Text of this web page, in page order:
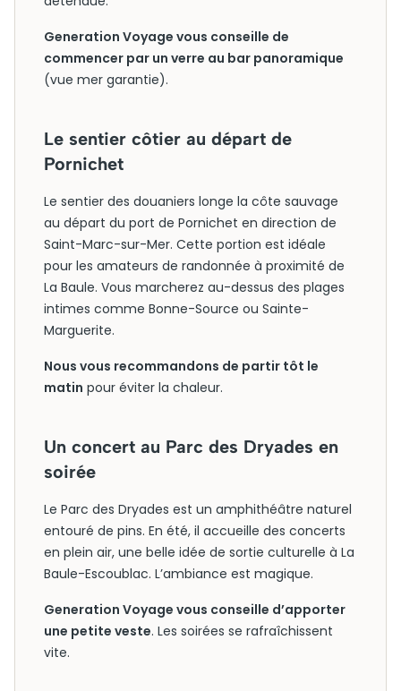
Generation Voyage vous conseille de
commencer par un verre au bar panoramique
(vue mer garantie).
Le sentier côtier au départ de
Pornichet
Le sentier des douaniers longe la côte sauvage
au départ du port de Pornichet en direction de
Saint-Marc-sur-Mer. Cette portion est idéale
pour les amateurs de randonnée à proximité de
La Baule. Vous marcherez au-dessus des plages
intimes comme Bonne-Source ou Sainte-
Marguerite.
Nous vous recommandons de partir tôt le
matin pour éviter la chaleur.
Un concert au Parc des Dryades en
soirée
Le Parc des Dryades est un amphithéâtre naturel
entouré de pins. En été, il accueille des concerts
en plein air, une belle idée de sortie culturelle à La
Baule-Escoublac. L’ambiance est magique.
Generation Voyage vous conseille d’apporter
une petite veste. Les soirées se rafraîchissent
vite.